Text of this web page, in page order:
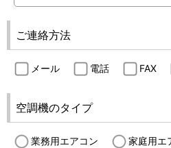
ご連絡方法
メール 電話 FAX
空調機のタイプ
業務用エアコン 家庭用エ